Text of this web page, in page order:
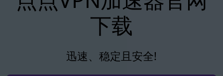
下载
迅速、稳定且安全!